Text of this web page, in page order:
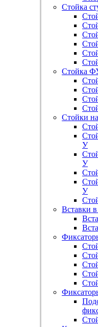
Стойка
Стойка
Стойки
У
У
У
Вставки